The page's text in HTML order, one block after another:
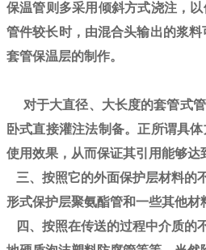
保温管则多采用倾斜方式浇注，
管件较长时，由混合头输出的浆
套管保温层的制作。
对于大直径、大长度的套管式管
卧式直接灌注法制备。正所谓具
使用效果，从而保证其引用能够达
三、按照它的外面保护层材料的
形式保护层聚氨酯管和一些其他材
四、按照在传送的过程中介质的